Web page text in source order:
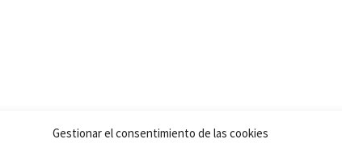
Gestionar el consentimiento de las cookies